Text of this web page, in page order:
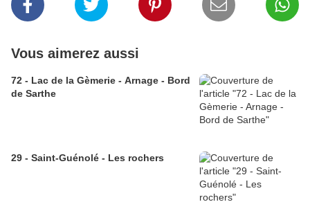
Vous aimerez aussi
72 - Lac de la Gèmerie - Arnage - Bord
de Sarthe
29 - Saint-Guénolé - Les rochers